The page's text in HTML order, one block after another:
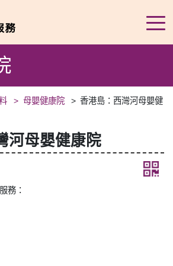
母嬰健康院
香港島：西灣河母嬰健
河母嬰健康院
務：